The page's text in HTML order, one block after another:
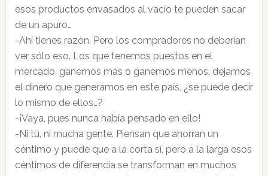
esos productos envasados al vacío te pueden sacar
de un apuro…
-Ahí tienes razón. Pero los compradores no deberían
ver sólo eso. Los que tenemos puestos en el
mercado, ganemos más o ganemos menos, dejamos
el dinero que generamos en este país, ¿se puede decir
lo mismo de ellos…?
-¡Vaya, pues nunca había pensado en ello!
-Ni tú, ni mucha gente. Piensan que ahorran un
céntimo y puede que a la corta sí, pero a la larga esos
céntimos de diferencia se transforman en muchos